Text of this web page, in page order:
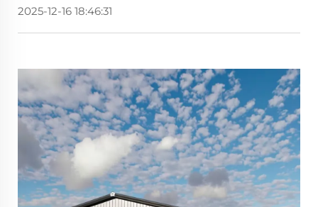
2025-12-16 18:46:31